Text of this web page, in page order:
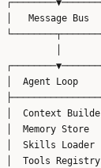
│   Message Bus
│  Agent Loop
│  Context
│  Memory Store
│  Skills Loader
│  Tools